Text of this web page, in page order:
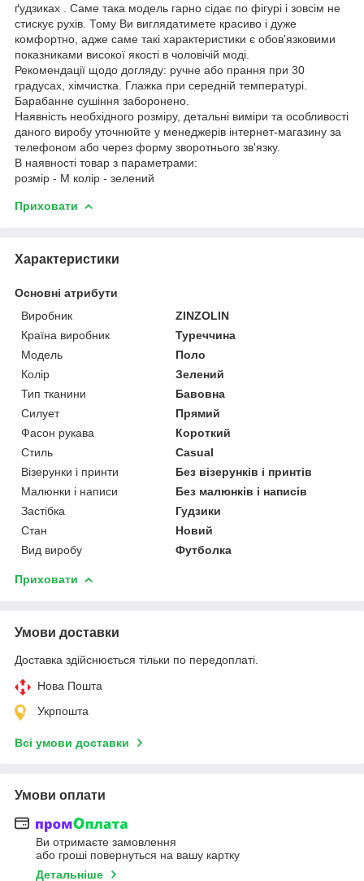
ґудзиках . Саме така модель гарно сідає по фігурі і зовсім не
стискує рухів. Тому Ви виглядатимете красиво і дуже
комфортно, адже саме такі характеристики є обов'язковими
показниками високої якості в чоловічій моді.
Рекомендації щодо догляду: ручне або прання при 30
градусах, хімчистка. Глажка при середній температурі.
Барабанне сушіння заборонено.
Наявність необхідного розміру, детальні виміри та особливості
даного виробу уточнюйте у менеджерів інтернет-магазину за
телефоном або через форму зворотнього зв'язку.
В наявності товар з параметрами:
розмір - M колір - зелений
Приховати
Характеристики
Основні атрибути
Виробник
ZINZOLIN
Країна виробник
Туреччина
Модель
Поло
Колір
Зелений
Тип тканини
Бавовна
Силует
Прямий
Фасон рукава
Короткий
Стиль
Casual
Візерунки і принти
Без візерунків і принтів
Малюнки і написи
Без малюнків і написів
Застібка
Гудзики
Стан
Новий
Вид виробу
Футболка
Приховати
Умови доставки
Доставка здійснюється тільки по передоплаті.
Нова Пошта
Укрпошта
Всі умови доставки
Умови оплати
Ви отримаєте замовлення
або гроші повернуться на вашу картку
Детальніше